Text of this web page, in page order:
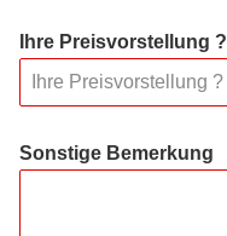
Ihre Preisvorstellung ?
Sonstige Bemerkung